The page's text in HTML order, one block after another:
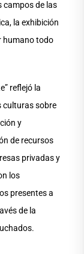
campos de las
la exhibición
humano todo
reflejó la
culturas sobre
y
de recursos
privadas y
los
presentes a
de la